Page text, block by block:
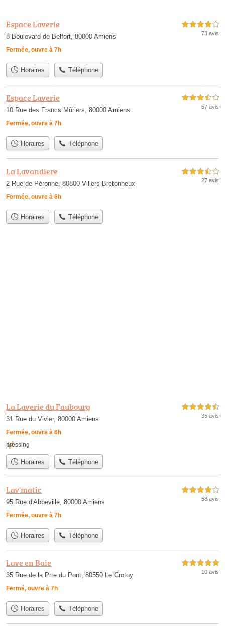
Espace Laverie
8 Boulevard de Belfort, 80000 Amiens
Fermée, ouvre à 7h
4,0 étoiles sur 5
73 avis
Horaires Téléphone
Espace Laverie
10 Rue des Francs Mûriers, 80000 Amiens
Fermée, ouvre à 7h
3,5 étoiles sur 5
57 avis
Horaires Téléphone
La Lavandiere
2 Rue de Péronne, 80800 Villers-Bretonneux
Fermée, ouvre à 6h
3,5 étoiles sur 5
27 avis
Horaires Téléphone
La Laverie du Faubourg
31 Rue du Vivier, 80000 Amiens
Fermée, ouvre à 6h
4,5 étoiles sur 5
35 avis
pressing
Horaires Téléphone
Lav'matic
95 Rue d'Abbeville, 80000 Amiens
Fermée, ouvre à 7h
4,0 étoiles sur 5
58 avis
Horaires Téléphone
Lave en Baie
35 Rue de la Prte du Pont, 80550 Le Crotoy
Fermé, ouvre à 7h
5,0 étoiles sur 5
10 avis
Horaires Téléphone